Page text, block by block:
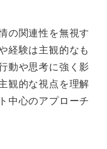
の関連性を無視す
経験は主観的なも
動や思考に強く影
観的な視点を理解
中心のアプローチ